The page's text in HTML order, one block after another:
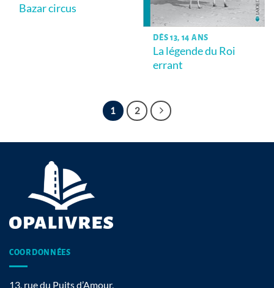
Bazar circus
DÈS 13, 14 ANS
La légende du Roi
errant
1 2
COORDONNÉES
13, rue du Puits d’Amour,